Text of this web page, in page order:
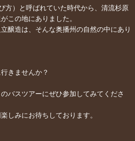
方）と呼ばれていた時代から、清流杉原
この地にありました。
醸造は、そんな奥播州の自然の中にあり
きませんか？
バスツアーにぜひ参加してみてくださ
しみにお待ちしております。